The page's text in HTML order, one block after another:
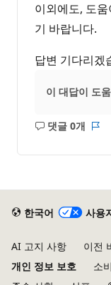
이외에도, 도
기 바랍니다.
답변 기다리겠
이 대답이 도
댓글 0개
설
한국어 사용
AI 고지 사항 이전
개인 정보 보호
소